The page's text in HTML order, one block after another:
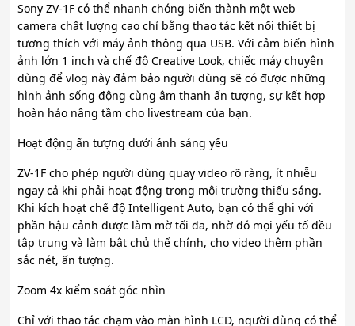
Sony ZV-1F có thể nhanh chóng biến thành một web
camera chất lượng cao chỉ bằng thao tác kết nối thiết bị
tương thích với máy ảnh thông qua USB. Với cảm biến hình
ảnh lớn 1 inch và chế độ Creative Look, chiếc máy chuyên
dùng để vlog này đảm bảo người dùng sẽ có được những
hình ảnh sống động cùng âm thanh ấn tượng, sự kết hợp
hoàn hảo nâng tầm cho livestream của bạn.
Hoạt động ấn tượng dưới ánh sáng yếu
ZV-1F cho phép người dùng quay video rõ ràng, ít nhiễu
ngay cả khi phải hoạt động trong môi trường thiếu sáng.
Khi kích hoạt chế độ Intelligent Auto, bạn có thể ghi với
phần hậu cảnh được làm mờ tối đa, nhờ đó mọi yếu tố đều
tập trung và làm bật chủ thể chính, cho video thêm phần
sắc nét, ấn tượng.
Zoom 4x kiểm soát góc nhìn
Chỉ với thao tác chạm vào màn hình LCD, người dùng có thể